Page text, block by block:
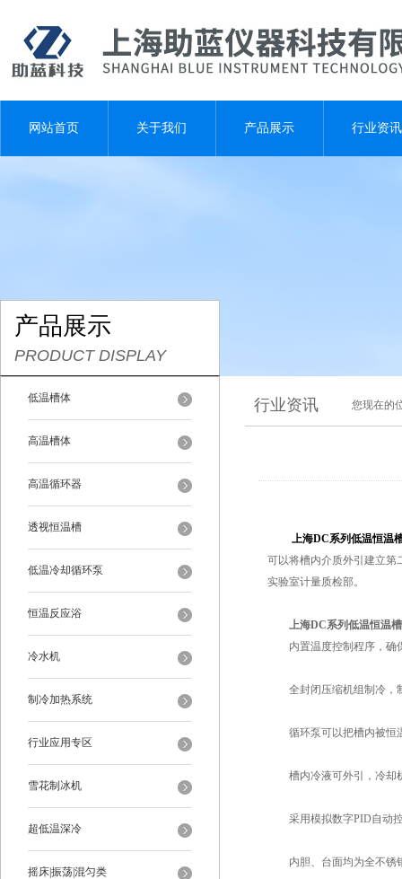
网站首页 关于我们 产品展示 行业资讯
产品展示
PRODUCT DISPLAY
低温槽体
高温槽体
高温循环器
透视恒温槽
低温冷却循环泵
恒温反应浴
冷水机
制冷加热系统
行业应用专区
雪花制冰机
超低温深冷
摇床|振荡|混匀类
行业资讯 您现在的
上海DC系列低温恒温
可以将槽内介质外引建立第
实验室计量质检部。
上海DC系列低温恒温槽
内置温度控制程序，确
全封闭压缩机组制冷，
循环泵可以把槽内被恒
槽内冷液可外引，冷却机
采用模拟数字PID自动控
内胆、台面均为全不锈